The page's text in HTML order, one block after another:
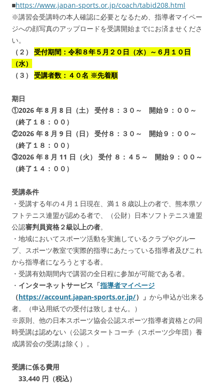
■https://www.japan-sports.or.jp/coach/tabid208.html
※講習会受講時の本人確認に必要となるため、指導者マイペー
ジへの顔写真のアップロードを受講開始までにお済ませくださ
い。
（２） 受付期間：令和８年５月２０日（水）～６月１０日
（水）
（３） 受講者数：４０名 ※先着順
期日
①2026 年 8 月 8 日（土） 受付８：３０～ 開始９：００～
（終了１８：００）
②2026 年 8 月 9 日（日） 受付８：３０～ 開始９：００～
（終了１８：００）
③2026 年 8 月 11 日（火） 受付 ８：４５～ 開始９：００～
（終了１４：００）
受講条件
・受講する年の４月１日現在、満１８歳以上の者で、熊本県ソ
フトテニス連盟が認める者で、（公財）日本ソフトテニス連盟
公認審判員資格２級以上の者。
・地域においてスポーツ活動を実施しているクラブやグルー
プ、スポーツ教室で実際的指導にあたっている指導者及びこれ
から指導者になろうとする者。
・受講有効期間内で講習の全日程に参加が可能である者。
・ インターネットサービス「指導者マイページ
（https://account.japan-sports.or.jp/）」 から申込が出来る
者。（申込用紙での受付は致しません。）
※原則、他の日本スポーツ協会公認スポーツ指導者資格との同
時受講は認めない（公認スタートコーチ（スポーツ少年団）養
成講習会の受講は除く）。
受講に係る費用
33,440 円（税込）